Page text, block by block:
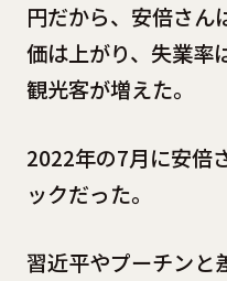
円だから、安倍さん
価は上がり、失業率
観光客が増えた。
2022年の7月に安倍
ックだった。
習近平やプーチンと